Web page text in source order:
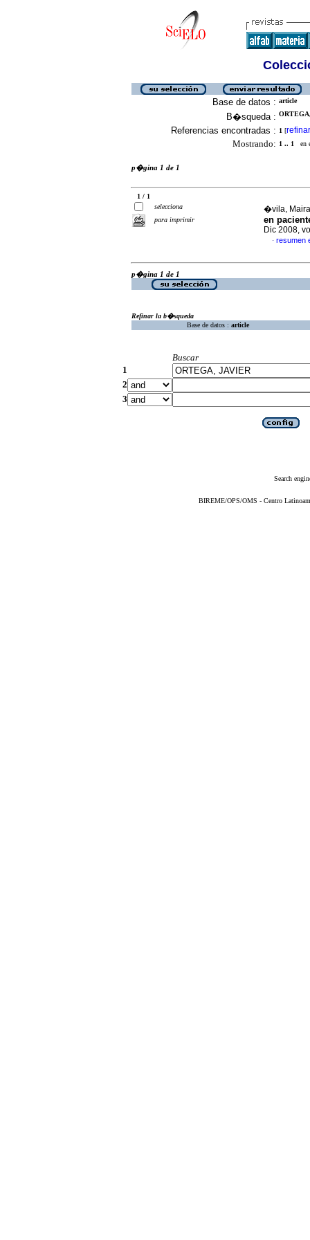
Base de datos : article
B�squeda :
Referencias encontradas : 1 [refinar
Mostrando: 1 .. 1 en
p�gina 1 de 1
1 / 1
selecciona
para imprimir
�vila,
en
Dic 2008,
· resumen
p�gina 1 de 1
Refinar la b�squeda
Base de datos : article
Buscar
1
2
3
Search
BIREME/OPS/OMS - Centro